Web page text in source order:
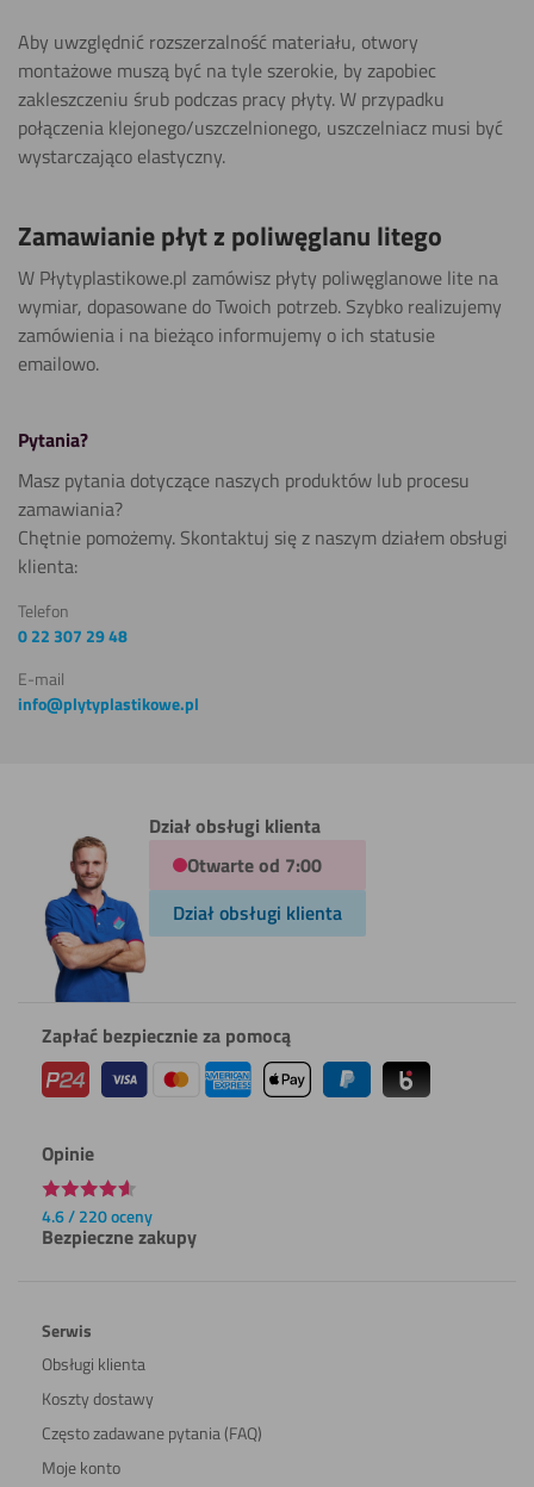
Aby uwzględnić rozszerzalność materiału, otwory
montażowe muszą być na tyle szerokie, by zapobiec
zakleszczeniu śrub podczas pracy płyty. W przypadku
połączenia klejonego/uszczelnionego, uszczelniacz musi być
wystarczająco elastyczny.
Zamawianie płyt z poliwęglanu litego
W Płytyplastikowe.pl zamówisz płyty poliwęglanowe lite na
wymiar, dopasowane do Twoich potrzeb. Szybko realizujemy
zamówienia i na bieżąco informujemy o ich statusie
emailowo.
Pytania?
Masz pytania dotyczące naszych produktów lub procesu
zamawiania?
Chętnie pomożemy. Skontaktuj się z naszym działem obsługi
klienta:
Telefon
0 22 307 29 48
E-mail
info@plytyplastikowe.pl
Dział obsługi klienta
Otwarte od 7:00
Dział obsługi klienta
Zapłać bezpiecznie za pomocą
Opinie
4.6 / 220 oceny
Bezpieczne zakupy
Serwis
Obsługi klienta
Koszty dostawy
Często zadawane pytania (FAQ)
Moje konto